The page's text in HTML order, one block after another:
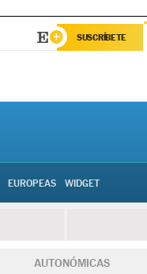
SUSCRÍBETE
EUROPEAS WIDGET
AUTONÓMICAS